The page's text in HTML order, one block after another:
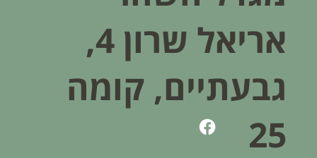
אריאל שרון 4,
גבעתיים, קומה
25